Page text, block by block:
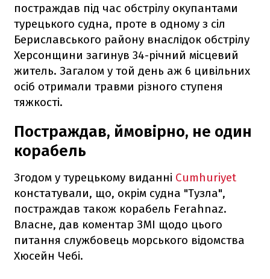
постраждав під час обстрілу окупантами
турецького судна, проте в одному з сіл
Бериславського району внаслідок обстрілу
Херсонщини загинув 34-річний місцевий
житель. Загалом у той день аж 6 цивільних
осіб отримали травми різного ступеня
тяжкості.
Постраждав, ймовірно, не один
корабель
Згодом у турецькому виданні Cumhuriyet
констатували, що, окрім судна "Тузла",
постраждав також корабель Ferahnaz.
Власне, дав коментар ЗМІ щодо цього
питання службовець морського відомства
Хюсейн Чебі.